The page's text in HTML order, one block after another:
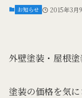
お知らせ 2015年3月
外壁塗装・屋根塗
塗装の価格を気